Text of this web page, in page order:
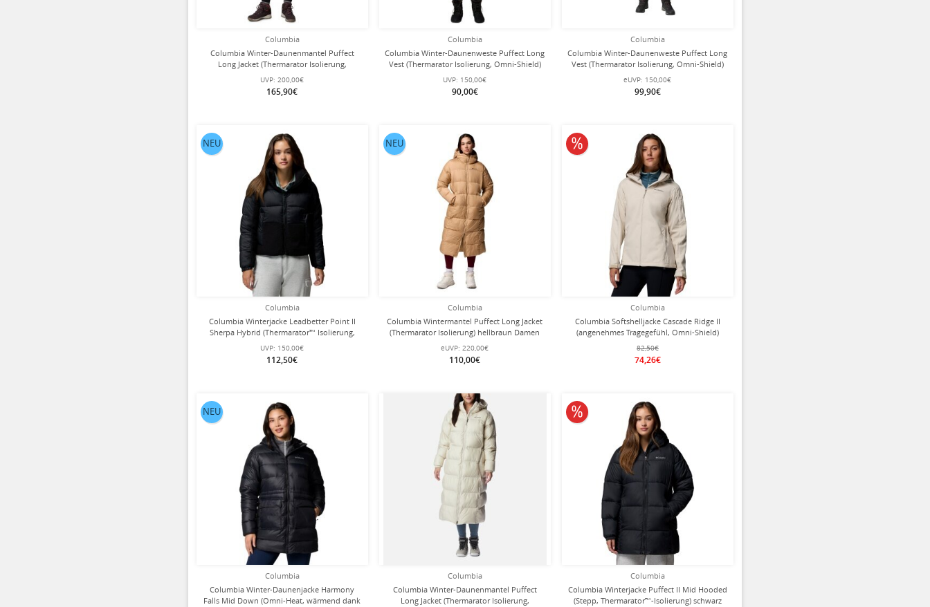
Columbia
Columbia Winter-Daunenmantel Puffect
Long Jacket (Thermarator Isolierung,
UVP: 200,00€
165,90€
Columbia
Columbia Winter-Daunenweste Puffect Long
Vest (Thermarator Isolierung, Omni-Shield)
UVP: 150,00€
90,00€
Columbia
Columbia Winter-Daunenweste Puffect Long
Vest (Thermarator Isolierung, Omni-Shield)
eUVP: 150,00€
99,90€
Columbia
Columbia Winterjacke Leadbetter Point II
Sherpa Hybrid (Thermarator™ Isolierung,
UVP: 150,00€
112,50€
NEU
Columbia
Columbia Wintermantel Puffect Long Jacket
(Thermarator Isolierung) hellbraun Damen
eUVP: 220,00€
110,00€
NEU
Columbia
Columbia Softshelljacke Cascade Ridge II
(angenehmes Tragegefühl, Omni-Shield)
82,50€
74,26€
10% reduziert
Columbia
Columbia Winter-Daunenjacke Harmony
Falls Mid Down (Omni-Heat, wärmend dank
NEU
Columbia
Columbia Winter-Daunenmantel Puffect
Long Jacket (Thermarator Isolierung,
Columbia
Columbia Winterjacke Puffect II Mid Hooded
(Stepp, Thermarator™-Isolierung) schwarz
10% reduziert